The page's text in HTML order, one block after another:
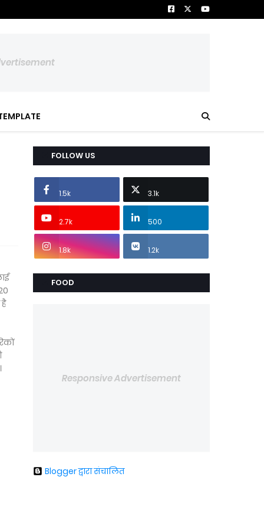
FOLLOW US
1.5k 3.1k
2.7k 500
1.8k 1.2k
FOOD
Responsive Advertisement
Blogger द्वारा संचालित